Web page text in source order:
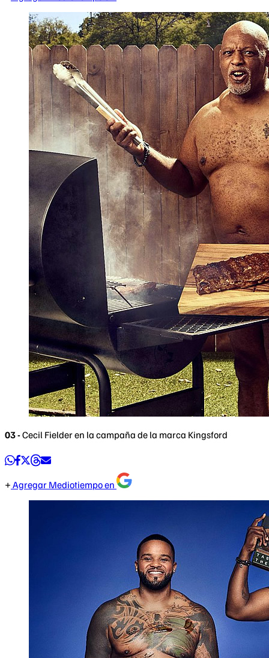
03 -Cecil Fielder en la campaña de la marca Kingsford
Agregar Mediotiempo en